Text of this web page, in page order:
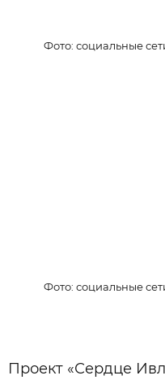
Фото: социальные
Фото: социальные
Проект «Сердце